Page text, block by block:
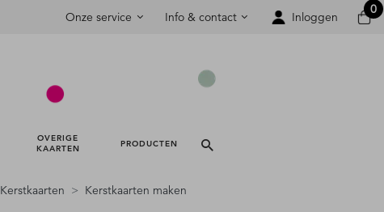
Onze service Info & contact Inloggen
0
OVERIGE
KAARTEN
PRODUCTEN
Kerstkaarten Kerstkaarten maken